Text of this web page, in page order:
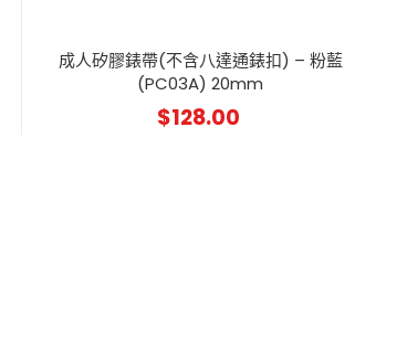
成人矽膠錶帶(不含八達通錶扣) – 粉藍
(PC03A) 20mm
$128.00